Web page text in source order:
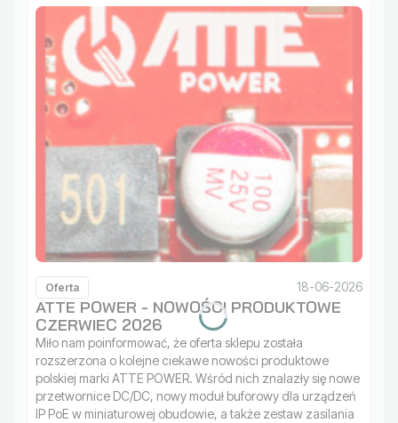
Oferta 18-06-2026
ATTE POWER - NOWOŚCI PRODUKTOWE
CZERWIEC 2026
Miło nam poinformować, że oferta sklepu została
rozszerzona o kolejne ciekawe nowości produktowe
polskiej marki ATTE POWER. Wśród nich znalazły się nowe
przetwornice DC/DC, nowy moduł buforowy dla urządzeń
IP PoE w miniaturowej obudowie, a także zestaw zasilania